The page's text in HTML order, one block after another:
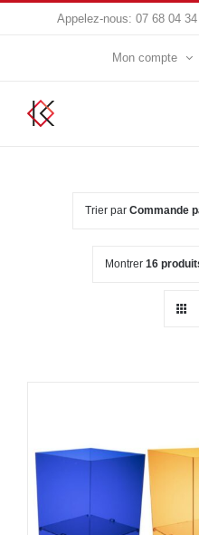
Appelez-nous: 07 68 04
Mon compte
Trier par Commande
Montrer 16